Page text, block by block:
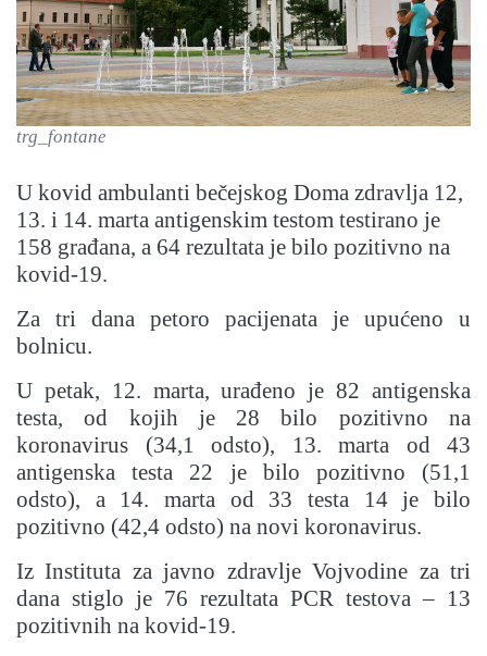
trg_fontane
U kovid ambulanti bečejskog Doma zdravlja 12,
13. i 14. marta antigenskim testom testirano je
158 građana, a 64 rezultata je bilo pozitivno na
kovid-19.
Za tri dana petoro pacijenata je upućeno u
bolnicu.
U petak, 12. marta, urađeno je 82 antigenska
testa, od kojih je 28 bilo pozitivno na
koronavirus (34,1 odsto), 13. marta od 43
antigenska testa 22 je bilo pozitivno (51,1
odsto), a 14. marta od 33 testa 14 je bilo
pozitivno (42,4 odsto) na novi koronavirus.
Iz Instituta za javno zdravlje Vojvodine za tri
dana stiglo je 76 rezultata PCR testova – 13
pozitivnih na kovid-19.